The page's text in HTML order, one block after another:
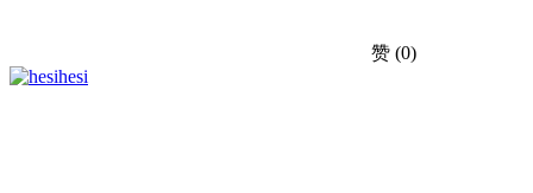
赞 (0)
hesi